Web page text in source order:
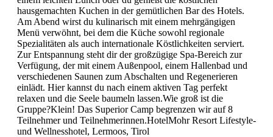
hausgemachten Kuchen in der gemütlichen Bar des Hotels.
Am Abend wirst du kulinarisch mit einem mehrgängigen
Menü verwöhnt, bei dem die Küche sowohl regionale
Spezialitäten als auch internationale Köstlichkeiten serviert.
Zur Entspannung steht dir der großzügige Spa-Bereich zur
Verfügung, der mit einem Außenpool, einem Hallenbad und
verschiedenen Saunen zum Abschalten und Regenerieren
einlädt. Hier kannst du nach einem aktiven Tag perfekt
relaxen und die Seele baumeln lassen.Wie groß ist die
Gruppe?Klein! Das Superior Camp begrenzen wir auf 8
Teilnehmer und Teilnehmerinnen.HotelMohr Resort Lifestyle-
und Wellnesshotel, Lermoos, Tirol